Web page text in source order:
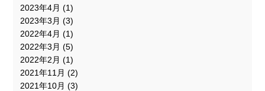
2023年4月 (1)
2023年3月 (3)
2022年4月 (1)
2022年3月 (5)
2022年2月 (1)
2021年11月 (2)
2021年10月 (3)